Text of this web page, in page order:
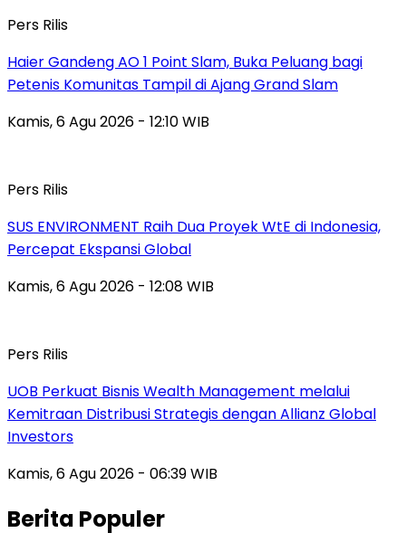
Pers Rilis
Haier Gandeng AO 1 Point Slam, Buka Peluang bagi
Petenis Komunitas Tampil di Ajang Grand Slam
Kamis, 6 Agu 2026 - 12:10 WIB
Pers Rilis
SUS ENVIRONMENT Raih Dua Proyek WtE di Indonesia,
Percepat Ekspansi Global
Kamis, 6 Agu 2026 - 12:08 WIB
Pers Rilis
UOB Perkuat Bisnis Wealth Management melalui
Kemitraan Distribusi Strategis dengan Allianz Global
Investors
Kamis, 6 Agu 2026 - 06:39 WIB
Berita Populer